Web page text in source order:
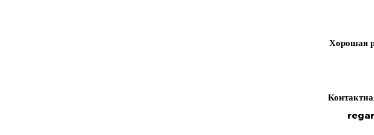
Хорошая